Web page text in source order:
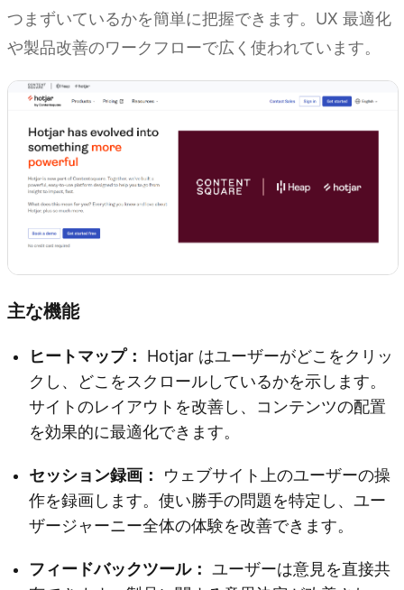
つまずいているかを簡単に把握できます。UX 最適化
や製品改善のワークフローで広く使われています。
主な機能
ヒートマップ：
Hotjar はユーザーがどこをクリッ
クし、どこをスクロールしているかを示します。
サイトのレイアウトを改善し、コンテンツの配置
を効果的に最適化できます。
セッション録画：
ウェブサイト上のユーザーの操
作を録画します。使い勝手の問題を特定し、ユー
ザージャーニー全体の体験を改善できます。
フィードバックツール： ユーザーは意見を直接共